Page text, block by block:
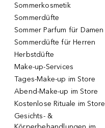
Sommerkosmetik
Sommerdüfte
Sommer Parfum für Damen
Sommerdüfte für Herren
Herbstdüfte
Make-up-Services
Tages-Make-up im Store
Abend-Make-up im Store
Kostenlose Rituale im Store
Gesichts- &